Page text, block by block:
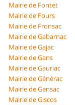
Mairie de Fontet
Mairie de Fours
Mairie de Fronsac
Mairie de Gabarnac
Mairie de Gajac
Mairie de Gans
Mairie de Gauriac
Mairie de Générac
Mairie de Gensac
Mairie de Giscos